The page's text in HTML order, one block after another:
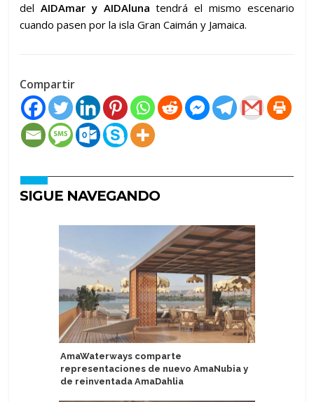
delAIDAmar y AIDAluna tendrá el mismo escenario
cuando pasen por la isla Gran Caimán y Jamaica.
Compartir
SIGUE NAVEGANDO
AmaWaterways comparte
representaciones de nuevo AmaNubia y
de reinventada AmaDahlia